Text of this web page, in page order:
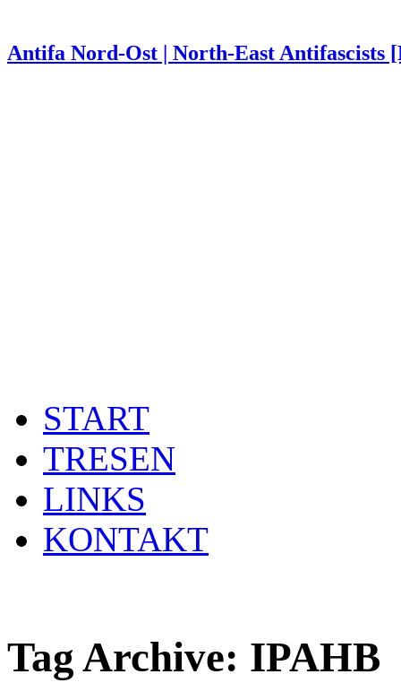
Antifa Nord-Ost | North-East Antifascists
START
TRESEN
LINKS
KONTAKT
Tag Archive: IPAHB